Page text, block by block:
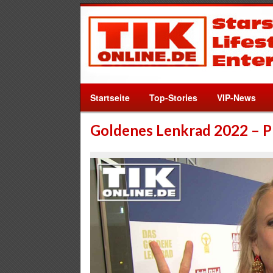
Startseite Top-Stories VIP-News
Goldenes Lenkrad 2022 –